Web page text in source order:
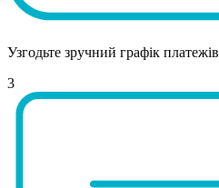
Узгодьте зручний графік платежів
3